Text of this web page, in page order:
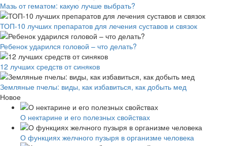
Мазь от гематом: какую лучше выбрать?
ТОП-10 лучших препаратов для лечения суставов и связок
Ребенок ударился головой – что делать?
12 лучших средств от синяков
Земляные пчелы: виды, как избавиться, как добыть мед
Новое
О нектарине и его полезных свойствах
О функциях желчного пузыря в организме человека